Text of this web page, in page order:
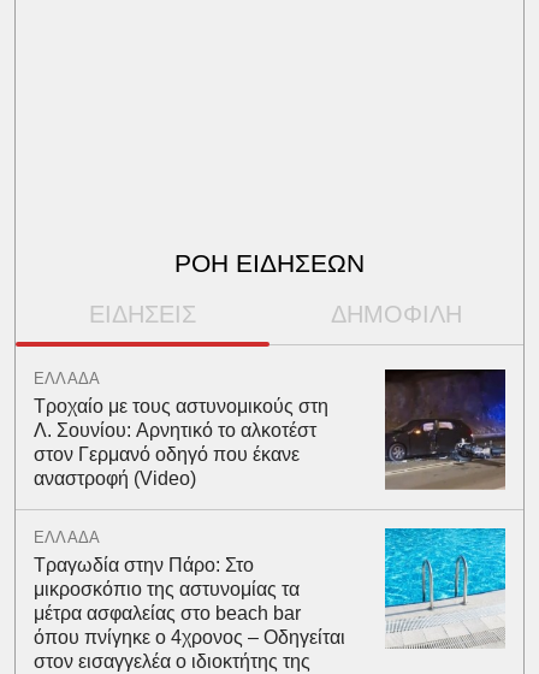
ΡΟΗ ΕΙΔΗΣΕΩΝ
ΕΙΔΗΣΕΙΣ ΔΗΜΟΦΙΛΗ
ΕΛΛΑΔΑ
Τροχαίο με τους αστυνομικούς στη
Λ. Σουνίου: Αρνητικό το αλκοτέστ
στον Γερμανό οδηγό που έκανε
αναστροφή (Video)
ΕΛΛΑΔΑ
Τραγωδία στην Πάρο: Στο
μικροσκόπιο της αστυνομίας τα
μέτρα ασφαλείας στο beach bar
όπου πνίγηκε ο 4χρονος – Οδηγείται
στον εισαγγελέα ο ιδιοκτήτης της